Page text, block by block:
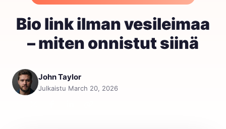
Bio link ilman vesileimaa
– miten onnistut siinä
John Taylor
Julkaistu March 20, 2026